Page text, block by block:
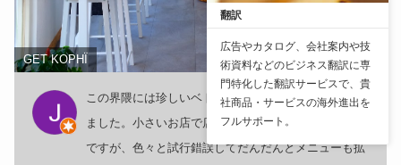
GET KOPHÏ
この界隈には珍しいベトナムコーヒーのお店が開店し
ました。小さいお店で店員さんもワンオペの事が多い
ですが、色々と試行錯誤してだんだんとメニューも拡
翻訳
広告やカタログ、会社案内や技
術資料などのビジネス翻訳に専
門特化した翻訳サービスで、貴
社商品・サービスの海外進出を
フルサポート。